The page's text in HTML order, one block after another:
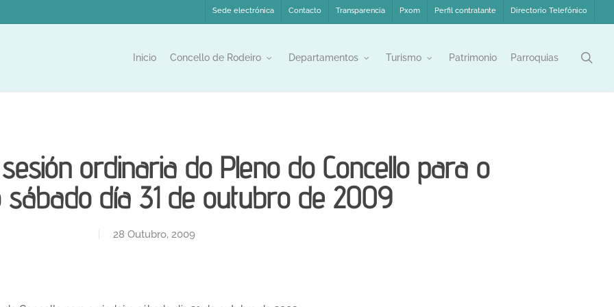
Sede electrónica Contacto Transparencia Pxom Perfil contratante Directorio Telefónico
Inicio Concello de Rodeiro Departamentos Turismo Patrimonio Parroquias
ordinaria do Pleno do Concello para o
sábado día 31 de outubro de 2009
28 Outubro, 2009